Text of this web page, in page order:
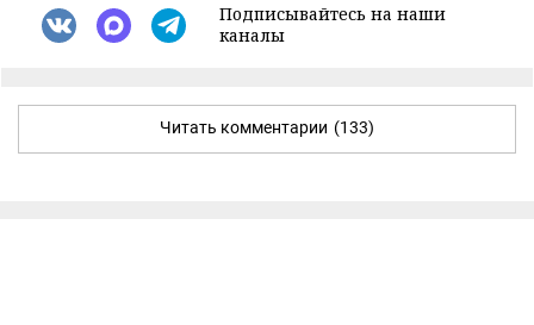
Подписывайтесь на наши
каналы
Читать комментарии (133)